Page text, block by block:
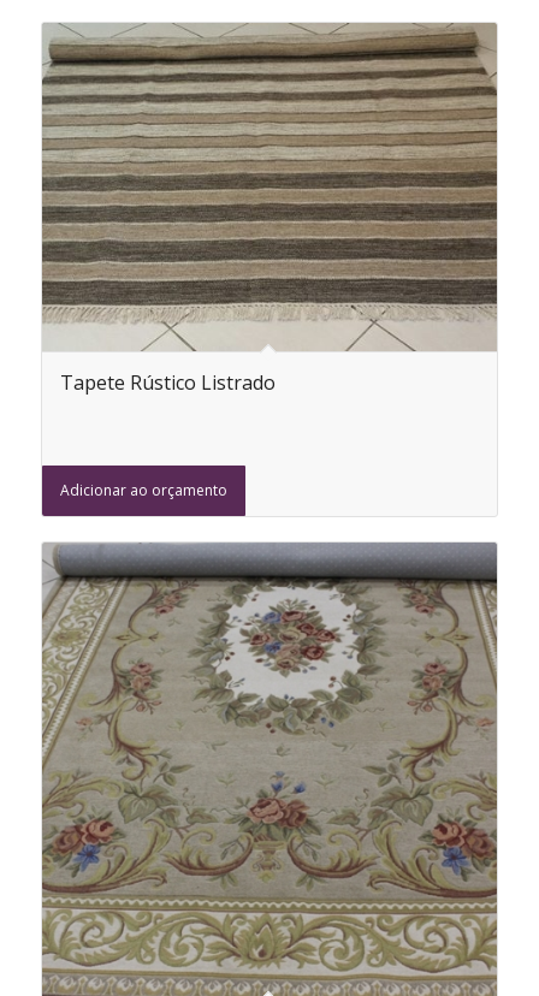
Tapete Rústico Listrado
Adicionar ao orçamento